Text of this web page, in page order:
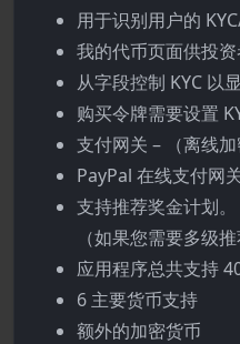
用于识别用户的
我的代币页面供投
从字段控制 KYC 以
购买令牌需要设置
支付网关 – （离线加
PayPal 在线支付网关
支持推荐奖金计划。
（如果您需要多级
应用程序总共支持
6 主要货币支持
额外的加密货币